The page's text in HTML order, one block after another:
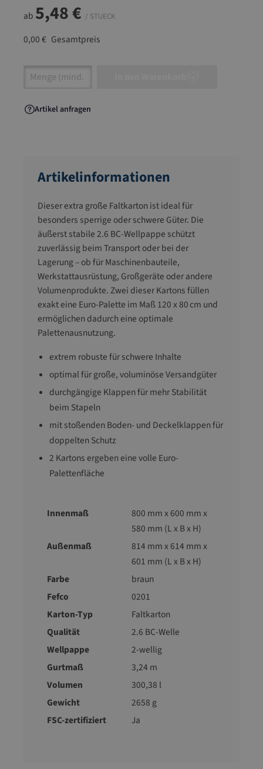
ab 5,48 € / STUECK
0,00 € Gesamtpreis
Artikel Anzahl: Gib den gewünschten Wert
Artikel anfragen
Artikelinformationen
Dieser extra große Faltkarton ist ideal für
besonders sperrige oder schwere Güter. Die
äußerst stabile 2.6 BC-Wellpappe schützt
zuverlässig beim Transport oder bei der
Lagerung – ob für Maschinenbauteile,
Werkstattausrüstung, Großgeräte oder andere
Volumenprodukte. Zwei dieser Kartons füllen
exakt eine Euro-Palette im Maß 120 x 80 cm und
ermöglichen dadurch eine optimale
Palettenausnutzung.
extrem robuste für schwere Inhalte
optimal für große, voluminöse Versandgüter
durchgängige Klappen für mehr Stabilität
beim Stapeln
mit stoßenden Boden- und Deckelklappen für
doppelten Schutz
2 Kartons ergeben eine volle Euro-
Palettenfläche
Innenmaß
800 mm x 600 mm x
580 mm (L x B x H)
Außenmaß
814 mm x 614 mm x
601 mm (L x B x H)
Farbe
braun
Fefco
0201
Karton-Typ
Faltkarton
Qualität
2.6 BC-Welle
Wellpappe
2-wellig
Gurtmaß
3,24 m
Volumen
300,38 l
Gewicht
2658 g
FSC-zertifiziert
Ja